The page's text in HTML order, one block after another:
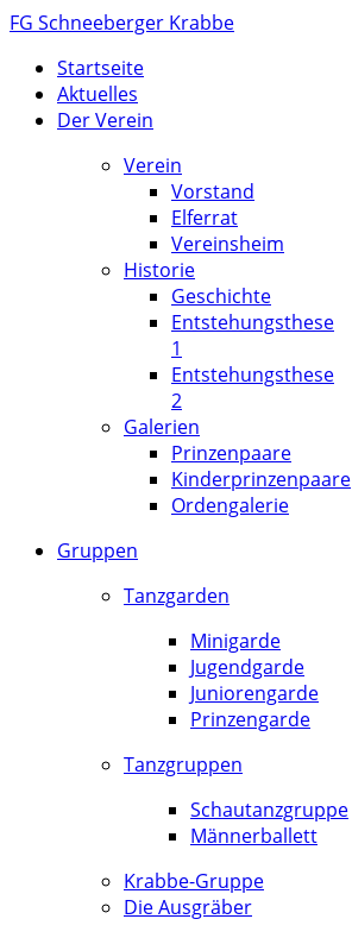
FG Schneeberger Krabbe
Startseite
Aktuelles
Der Verein
Verein
Vorstand
Elferrat
Vereinsheim
Historie
Geschichte
Entstehungsthese
1
Entstehungsthese
2
Galerien
Prinzenpaare
Kinderprinzenpaare
Ordengalerie
Gruppen
Tanzgarden
Minigarde
Jugendgarde
Juniorengarde
Prinzengarde
Tanzgruppen
Schautanzgruppe
Männerballett
Krabbe-Gruppe
Die Ausgräber